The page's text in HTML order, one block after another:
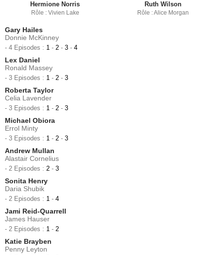
Hermione Norris
Rôle : Vivien Lake
Ruth Wilson
Rôle : Alice Morgan
Gary Hailes
Donnie McKinney
- 4 Episodes : 1 - 2 - 3 - 4
Lex Daniel
Ronald Massey
- 3 Episodes : 1 - 2 - 3
Roberta Taylor
Celia Lavender
- 3 Episodes : 1 - 2 - 3
Michael Obiora
Errol Minty
- 3 Episodes : 1 - 2 - 3
Andrew Mullan
Alastair Cornelius
- 2 Episodes : 2 - 3
Sonita Henry
Daria Shubik
- 2 Episodes : 1 - 4
Jami Reid-Quarrell
James Hauser
- 2 Episodes : 1 - 2
Katie Brayben
Penny Leyton